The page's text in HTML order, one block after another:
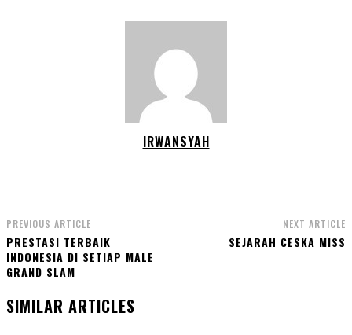
IRWANSYAH
PREVIOUS ARTICLE
PRESTASI TERBAIK
INDONESIA DI SETIAP MALE
GRAND SLAM
NEXT ARTICLE
SEJARAH CESKA MISS
SIMILAR ARTICLES